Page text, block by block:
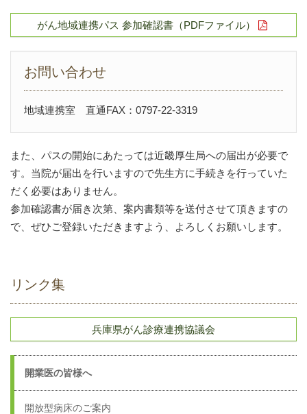
がん地域連携パス 参加確認書（PDFファイル）
お問い合わせ
地域連携室 直通FAX：0797-22-3319
また、パスの開始にあたっては近畿厚生局への届出が必要で
す。当院が届出を行いますので先生方に手続きを行っていた
だく必要はありません。
参加確認書が届き次第、案内書類等を送付させて頂きますの
で、ぜひご登録いただきますよう、よろしくお願いします。
リンク集
兵庫県がん診療連携協議会
開業医の皆様へ
開放型病床のご案内